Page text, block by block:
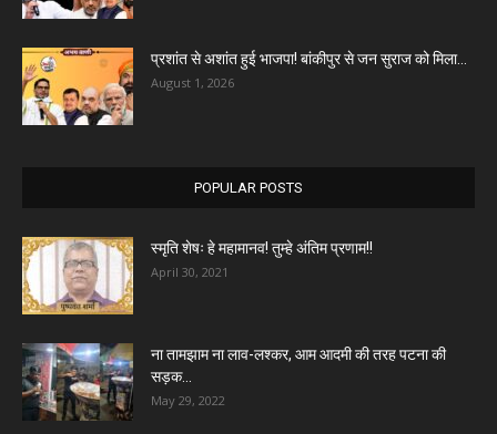
प्रशांत से अशांत हुई भाजपा! बांकीपुर से जन सुराज को मिला...
August 1, 2026
POPULAR POSTS
स्मृति शेषः हे महामानव! तुम्हे अंतिम प्रणाम!!
April 30, 2021
ना तामझाम ना लाव-लश्कर, आम आदमी की तरह पटना की
सड़क...
May 29, 2022